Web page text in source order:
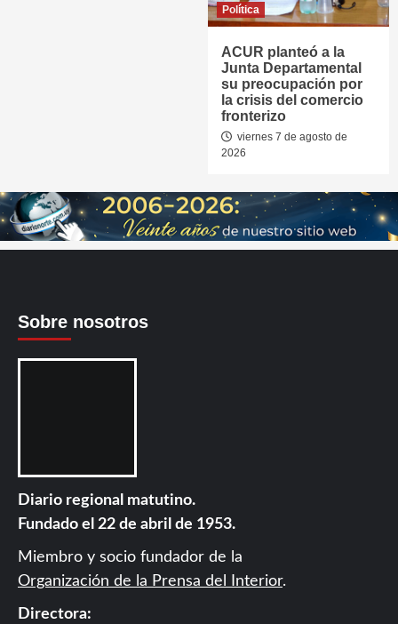
Política
ACUR planteó a la
Junta Departamental
su preocupación por
la crisis del comercio
fronterizo
viernes 7 de agosto de
2026
Sobre nosotros
Diario regional matutino.
Fundado el 22 de abril de 1953.
Miembro y socio fundador de la
Organización de la Prensa del Interior.
Directora: